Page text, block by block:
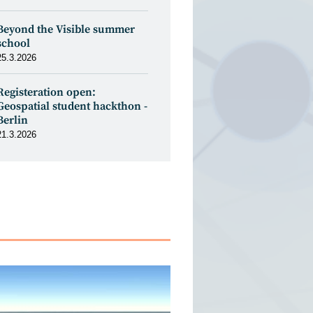
the Visible summer
open:
student hackthon -